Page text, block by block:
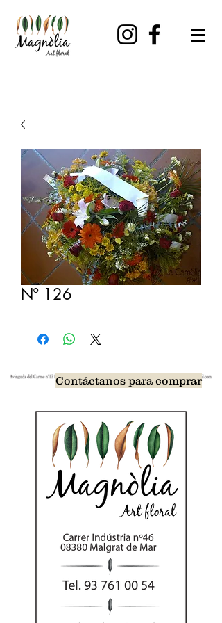
Nº 126
Contáctanos para comprar